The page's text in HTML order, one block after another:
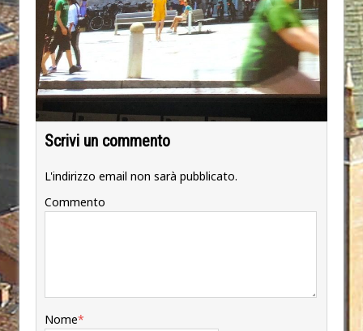
Scrivi un commento
L'indirizzo email non sarà pubblicato.
Commento
Nome*